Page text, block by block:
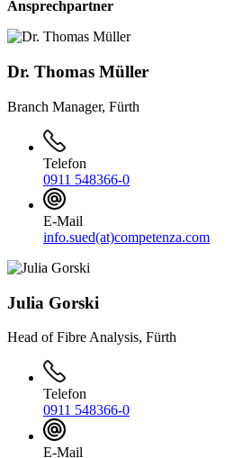
Ansprechpartner
Dr. Thomas Müller
Branch Manager, Fürth
Telefon
0911 548366-0
E-Mail
info.sued(at)competenza.com
Julia Gorski
Head of Fibre Analysis, Fürth
Telefon
0911 548366-0
E-Mail